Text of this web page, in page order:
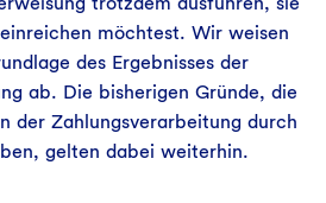
möchtest. Wir weisen
des Ergebnisses der
ab. Die bisherigen Gründe, die
der Zahlungsverarbeitung durch
gelten dabei weiterhin.